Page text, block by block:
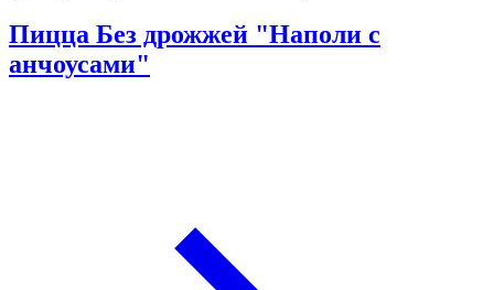
Пицца Без дрожжей "Наполи с
анчоусами"